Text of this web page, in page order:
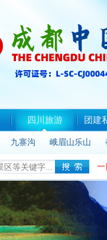
四川旅游 团建
九寨沟 峨眉山乐山
一